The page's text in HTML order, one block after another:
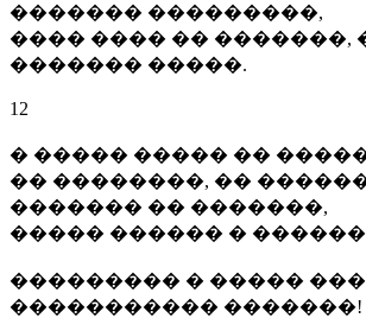
������� ���������,
���� ���� �� �������,
������� �����.
12
� ����� ����� ��
�� ��������, ��
������� �� �������,
����� ������ �
��������� � �����
����������� �������!